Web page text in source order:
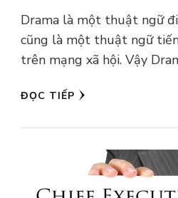
Drama là một thuật ngữ
cũng là một thuật ngữ
trên mạng xã hội. Vậy
ĐỌC TIẾP